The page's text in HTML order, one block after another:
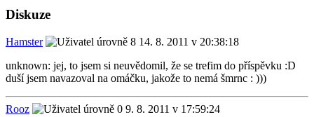
Diskuze
Hamster
14. 8. 2011 v 20:38:18
unknown: jej, to jsem si neuvědomil, že se trefim do příspěvku :D
duší jsem navazoval na omáčku, jakože to nemá šmrnc : )))
Rooz
9. 8. 2011 v 17:59:24